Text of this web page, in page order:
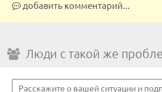
добавить комментарий...
Люди с такой же